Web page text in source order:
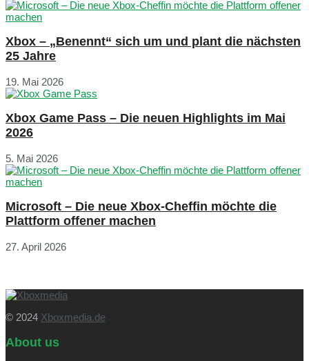
Xbox – „Benennt“ sich um und plant die nächsten
25 Jahre
19. Mai 2026
Xbox Game Pass – Die neuen Highlights im Mai
2026
5. Mai 2026
Microsoft – Die neue Xbox-Cheffin möchte die
Plattform offener machen
27. April 2026
© 2024 Xboxmedia.de
About us